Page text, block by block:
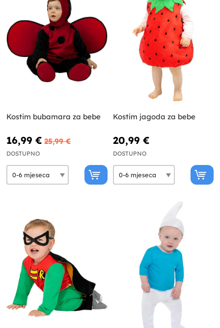
Kostim bubamara za bebe
16,99 € 25,99 €
DOSTUPNO
Kostim jagoda za bebe
20,99 €
DOSTUPNO